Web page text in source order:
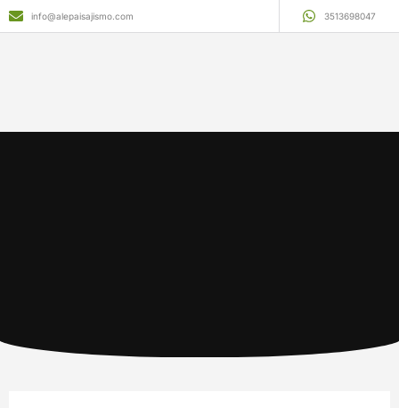
info@alepaisajismo.com 3513698047